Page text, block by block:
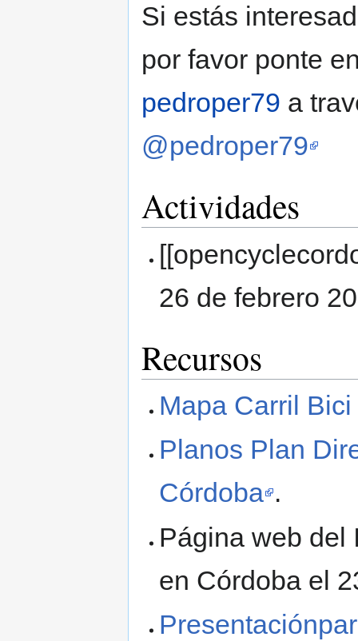
Si estás
por favor ponte
pedroper79 a
@pedroper79
Actividades
26 de febrero
Recursos
Mapa Carril
Planos Plan
Córdoba .
Página web del
en Córdoba el